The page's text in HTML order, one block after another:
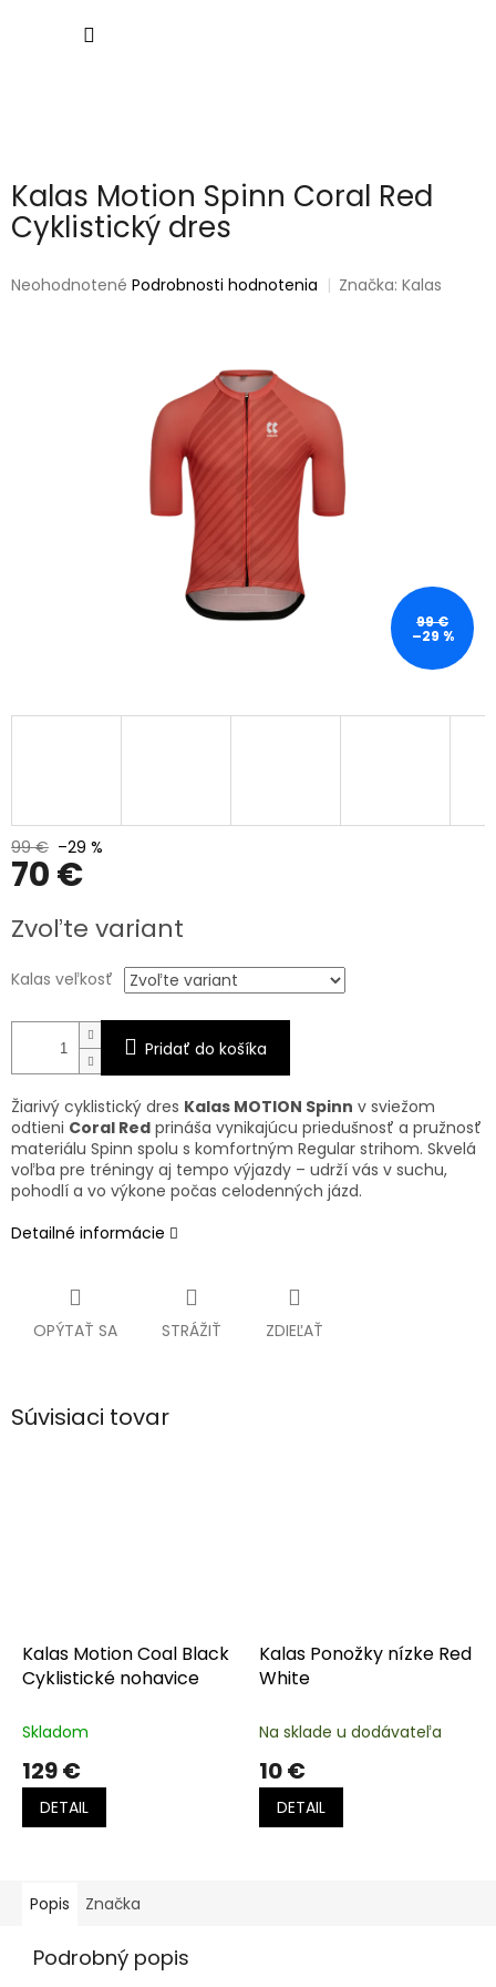
Kalas Motion Spinn Coral Red
Cyklistický dres
Priemerné
Neohodnotené Podrobnosti hodnotenia Značka:Kalas
99 €
–29 %
99 € –29 %
70 €
cena:
Zvoľte variant
Kalas veľkosť
Pridať do košíka
Žiarivý cyklistický dres Kalas MOTION Spinn v sviežom
odtieni Coral Red prináša vynikajúcu priedušnosť a pružnosť
materiálu Spinn spolu s komfortným Regular strihom. Skvelá
voľba pre tréningy aj tempo výjazdy – udrží vás v suchu,
pohodlí a vo výkone počas celodenných jázd.
Detailné informácie
OPÝTAŤ SA STRÁŽIŤ ZDIEĽAŤ
Súvisiaci tovar
Kalas Motion Coal Black
Cyklistické nohavice
Skladom
129 €
DETAIL
Kalas Ponožky nízke Red
White
Na sklade u dodávateľa
10 €
DETAIL
Popis Značka
Podrobný popis